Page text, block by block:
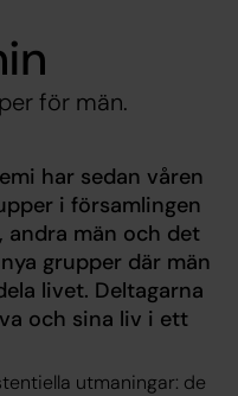
för män.
har sedan våren
i församlingen
män och det
grupper där män
livet. Deltagarna
och sina liv i ett
utmaningar: de